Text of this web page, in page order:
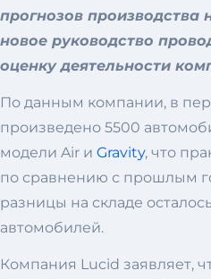
прогнозов производства
новое руководство
оценку деятельности
По данным компании, в
произведено 5500
модели Air и Gravity, что
по сравнению с прошлым
разницы на складе
автомобилей.
Компания Lucid заявляет,